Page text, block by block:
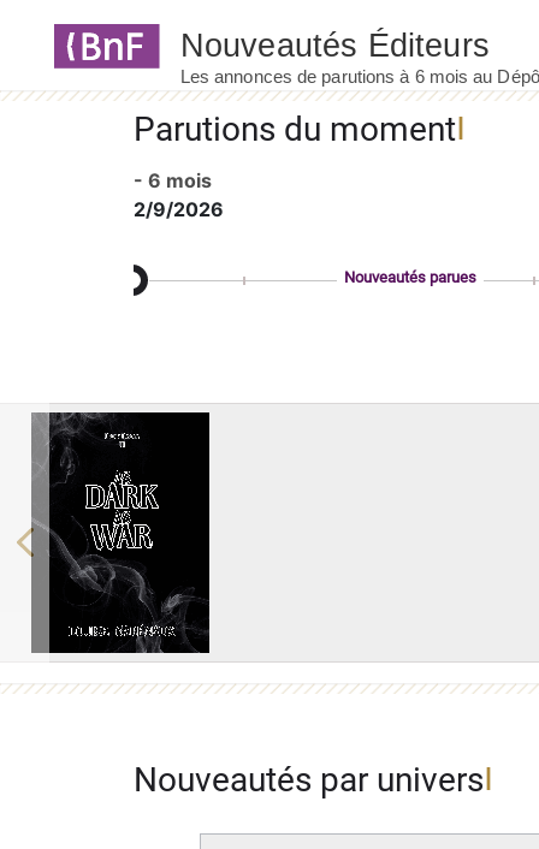
Parutions du moment
- 6 mois
2/9/2026
Nouveautés parues
Previous
Nouveautés par univers